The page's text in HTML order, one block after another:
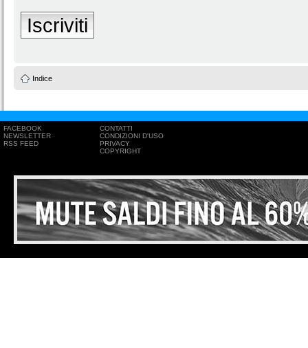
Iscriviti
Indice
FACEBOOK
NEWSLETTER
RSS FEED
CONTATTI
CONDIZIONI D'USO
PRIVACY
COPYRIGHT